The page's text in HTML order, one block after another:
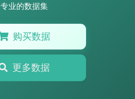
专业的数据集
购买数据
更多数据